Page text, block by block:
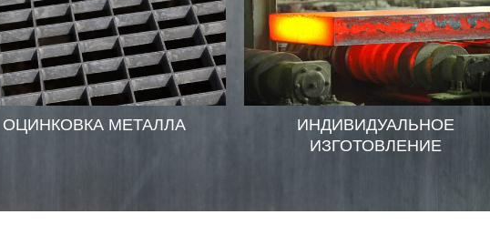
ОЦИНКОВКА МЕТАЛЛА
ИНДИВИДУАЛЬНОЕ
ИЗГОТОВЛЕНИЕ